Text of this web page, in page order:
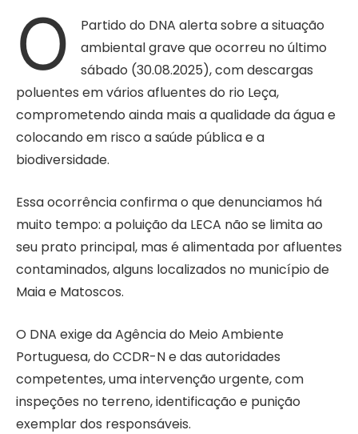
O
Partido do DNA alerta sobre a situação
ambiental grave que ocorreu no último
sábado (30.08.2025), com descargas
poluentes em vários afluentes do rio Leça,
comprometendo ainda mais a qualidade da água e
colocando em risco a saúde pública e a
biodiversidade.
Essa ocorrência confirma o que denunciamos há
muito tempo: a poluição da LECA não se limita ao
seu prato principal, mas é alimentada por afluentes
contaminados, alguns localizados no município de
Maia e Matoscos.
O DNA exige da Agência do Meio Ambiente
Portuguesa, do CCDR-N e das autoridades
competentes, uma intervenção urgente, com
inspeções no terreno, identificação e punição
exemplar dos responsáveis.